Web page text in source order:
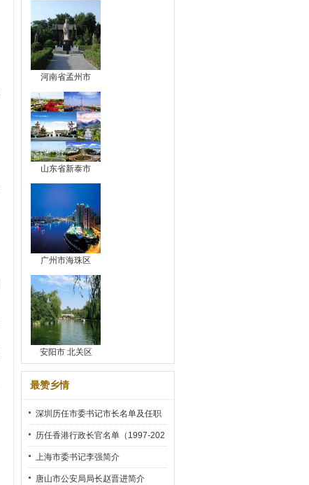
河南省孟州市
山东省新泰市
广州市海珠区
安阳市 北关区
最赞乡情
深圳历任市委书记市长名单及任职
时间
历任香港行政长官名单（1997-202
2）
上海市委书记李强简介
唐山市公安局局长赵晋进简介